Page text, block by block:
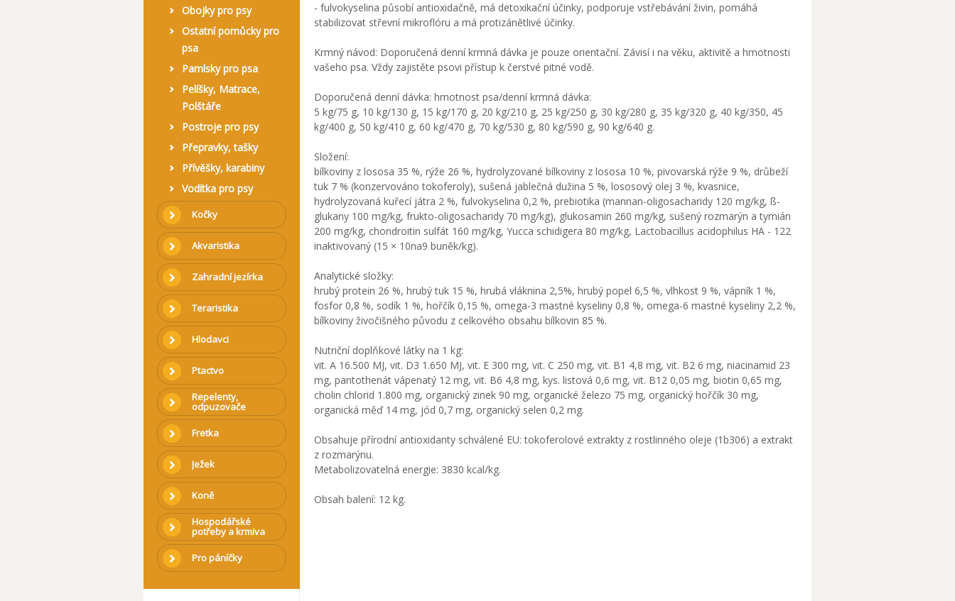
Obojky pro psy
Ostatní pomůcky pro
psa
Pamlsky pro psa
Pelíšky, Matrace,
Polštáře
Postroje pro psy
Přepravky, tašky
Přívěšky, karabiny
Vodítka pro psy
Kočky
Akvaristika
Zahradní jezírka
Teraristika
Hlodavci
Ptactvo
Repelenty,
odpuzovače
Fretka
Ježek
Koně
Hospodářské
potřeby a krmiva
Pro páníčky
- fulvokyselina působí antioxidačně, má detoxikační účinky, podporuje vstřebávání živin, pomáhá
stabilizovat střevní mikroflóru a má protizánětlivé účinky.
Krmný návod: Doporučená denní krmná dávka je pouze orientační. Závisí i na věku, aktivitě a hmotnosti
vašeho psa. Vždy zajistěte psovi přístup k čerstvé pitné vodě.
Doporučená denní dávka: hmotnost psa/denní krmná dávka:
5 kg/75 g, 10 kg/130 g, 15 kg/170 g, 20 kg/210 g, 25 kg/250 g, 30 kg/280 g, 35 kg/320 g, 40 kg/350, 45
kg/400 g, 50 kg/410 g, 60 kg/470 g, 70 kg/530 g, 80 kg/590 g, 90 kg/640 g.
Složení:
bílkoviny z lososa 35 %, rýže 26 %, hydrolyzované bílkoviny z lososa 10 %, pivovarská rýže 9 %, drůbeží
tuk 7 % (konzervováno tokoferoly), sušená jablečná dužina 5 %, lososový olej 3 %, kvasnice,
hydrolyzovaná kuřecí játra 2 %, fulvokyselina 0,2 %, prebiotika (mannan-oligosacharidy 120 mg/kg, ß-
glukany 100 mg/kg, frukto-oligosacharidy 70 mg/kg), glukosamin 260 mg/kg, sušený rozmarýn a tymián
200 mg/kg, chondroitin sulfát 160 mg/kg, Yucca schidigera 80 mg/kg, Lactobacillus acidophilus HA - 122
inaktivovaný (15 × 10na9 buněk/kg).
Analytické složky:
hrubý protein 26 %, hrubý tuk 15 %, hrubá vláknina 2,5%, hrubý popel 6,5 %, vlhkost 9 %, vápník 1 %,
fosfor 0,8 %, sodík 1 %, hořčík 0,15 %, omega-3 mastné kyseliny 0,8 %, omega-6 mastné kyseliny 2,2 %,
bílkoviny živočišného původu z celkového obsahu bílkovin 85 %.
Nutriční doplňkové látky na 1 kg:
vit. A 16.500 MJ, vit. D3 1.650 MJ, vit. E 300 mg, vit. C 250 mg, vit. B1 4,8 mg, vit. B2 6 mg, niacinamid 23
mg, pantothenát vápenatý 12 mg, vit. B6 4,8 mg, kys. listová 0,6 mg, vit. B12 0,05 mg, biotin 0,65 mg,
cholin chlorid 1.800 mg, organický zinek 90 mg, organické železo 75 mg, organický hořčík 30 mg,
organická měď 14 mg, jód 0,7 mg, organický selen 0,2 mg.
Obsahuje přírodní antioxidanty schválené EU: tokoferolové extrakty z rostlinného oleje (1b306) a extrakt
z rozmarýnu.
Metabolizovatelná energie: 3830 kcal/kg.
Obsah balení: 12 kg.